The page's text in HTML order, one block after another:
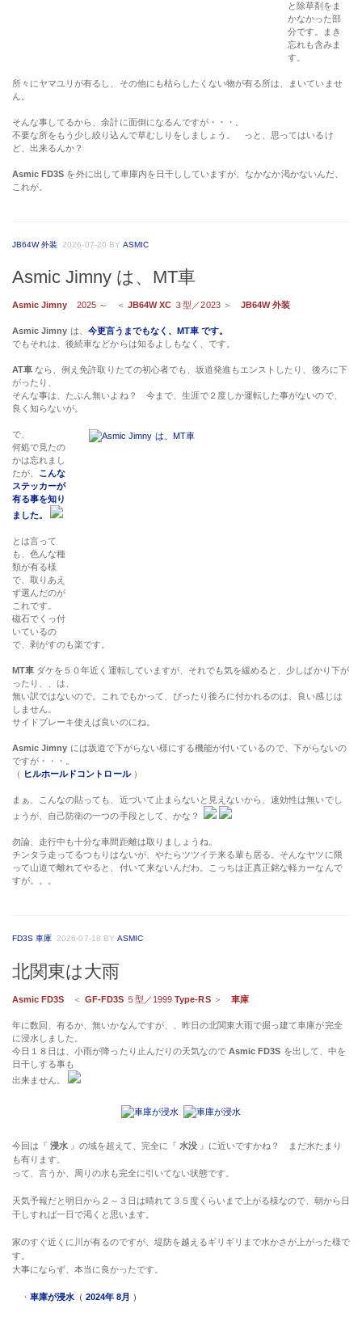
と除草剤をま
かなかった部
分です。まき
忘れも含みま
す。
所々にヤマユリが有るし、その他にも枯らしたくない物が有る所は、まいていませ
ん。
そんな事してるから、余計に面倒になるんですが・・・。
不要な所をもう少し絞り込んで草むしりをしましょう。 っと、思ってはいるけ
ど、出来るんか？
Asmic FD3S を外に出して車庫内を日干ししていますが、なかなか渇かないんだ、
これが。
JB64W 外装 2026-07-20 BY ASMIC
Asmic Jimny は、MT車
Asmic Jimny 2025 ～ ＜ JB64W XC ３型／2023＞ JB64W 外装
Asmic Jimny は、 今更言うまでもなく、MT車 です。
でもそれは、後続車などからは知るよしもなく、です。
AT車 なら、例え免許取りたての初心者でも、坂道発進もエンストしたり、後ろに下
がったり、
そんな事は、たぶん無いよね？ 今まで、生涯で２度しか運転した事がないので、
良く知らないが。
で、
何処で見たの
かは忘れまし
たが、 こんな
ステッカーが
有る事を知り
ました。
とは言って
も、色んな種
類が有る様
で、取りあえ
ず選んだのが
これです。
磁石でくっ付
いているの
で、剥がすのも楽です。
MT車 ダケを５０年近く運転していますが、それでも気を緩めると、少しばかり下が
ったり、、は、
無い訳ではないので。これでもかって、ぴったり後ろに付かれるのは、良い感じは
しません。
サイドブレーキ使えば良いのにね。
Asmic Jimny には坂道で下がらない様にする機能が付いているので、下がらないの
ですが・・・。
（
ヒルホールドコントロール）
まぁ、こんなの貼っても、近づいて止まらないと見えないから、速効性は無いでし
ょうが、自己防衛の一つの手段として、かな？
勿論、走行中も十分な車間距離は取りましょうね。
チンタラ走ってるつもりはないが、やたらツツイテ来る輩も居る。そんなヤツに限
って山道で離れてやると、付いて来ないんだわ。こっちは正真正銘な軽カーなんで
すが。。。
FD3S 車庫 2026-07-18 BY ASMIC
北関東は大雨
Asmic FD3S ＜ GF-FD3S５型／1999Type-RS＞ 車庫
年に数回、有るか、無いかなんですが、、昨日の北関東大雨で掘っ建て車庫が完全
に浸水しました。
今日１８日は、小雨が降ったり止んだりの天気なのでAsmic FD3S を出して、中を
日干しする事も
出来ません。
今回は『 浸水 』の域を超えて、完全に『 水没 』に近いですかね？ まだ水たまり
も有ります。
って、言うか、周りの水も完全に引いてない状態です。
天気予報だと明日から２～３日は晴れて３５度くらいまで上がる様なので、朝から日
干しすれば一日で渇くと思います。
家のすぐ近くに川が有るのですが、堤防を越えるギリギリまで水かさが上がった様で
す。
大事にならず、本当に良かったです。
・ 車庫が浸水 （ 2024年 8月 ）